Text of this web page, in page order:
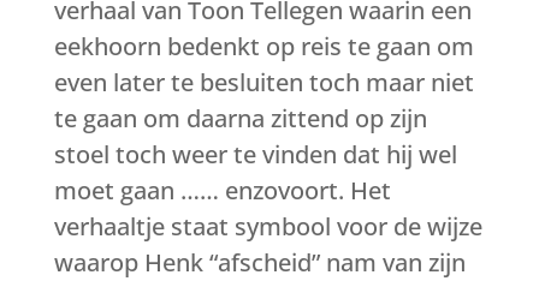
verhaal van Toon Tellegen waarin een
eekhoorn bedenkt op reis te gaan om
even later te besluiten toch maar niet
te gaan om daarna zittend op zijn
stoel toch weer te vinden dat hij wel
moet gaan …… enzovoort. Het
verhaaltje staat symbool voor de wijze
waarop Henk “afscheid” nam van zijn